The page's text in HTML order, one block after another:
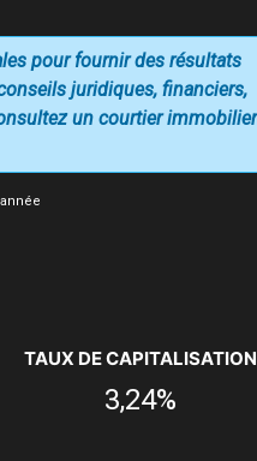
pour fournir des résultats
juridiques, financiers,
un courtier immobilier
TAUX DE CAPITALISATION
3,24%